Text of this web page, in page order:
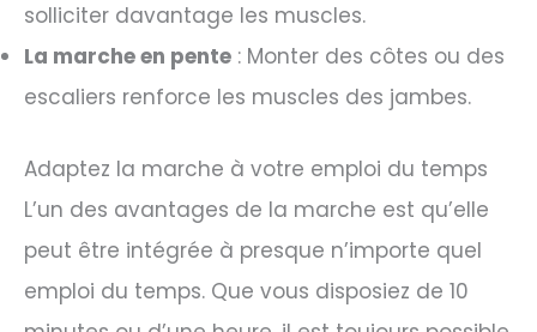
solliciter davantage les muscles.
La marche en pente : Monter des côtes ou des
escaliers renforce les muscles des jambes.
Adaptez la marche à votre emploi du temps
L’un des avantages de la marche est qu’elle
peut être intégrée à presque n’importe quel
emploi du temps. Que vous disposiez de 10